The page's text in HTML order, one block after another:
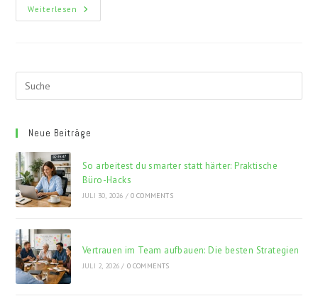
Weiterlesen Ideale
Pausen-
Die
Neue Beiträge
So arbeitest du smarter statt härter: Praktische
Büro-Hacks
JULI 30, 2026 / 0 COMMENTS
Vertrauen im Team aufbauen: Die besten Strategien
JULI 2, 2026 / 0 COMMENTS